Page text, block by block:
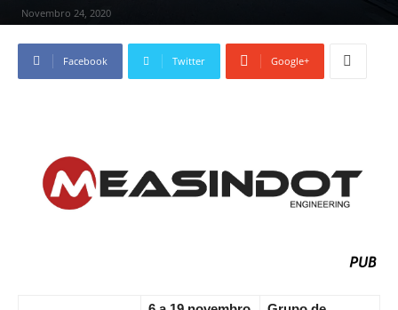
Novembro 24, 2020
Facebook Twitter Google+